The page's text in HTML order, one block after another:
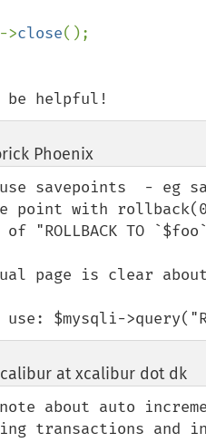
->close
be helpful!
Phoenix¶
savepoints  - eg
point with
"ROLLBACK TO
page is clear
$mysqli-
at xcalibur dot dk¶
about auto
transactions